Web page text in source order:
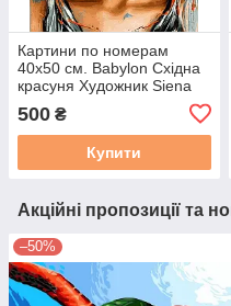
Картини по номерам
40х50 см. Babylon Східна
красуня Художник Siena
500 ₴
Купити
Акційні пропозиції та
–50%